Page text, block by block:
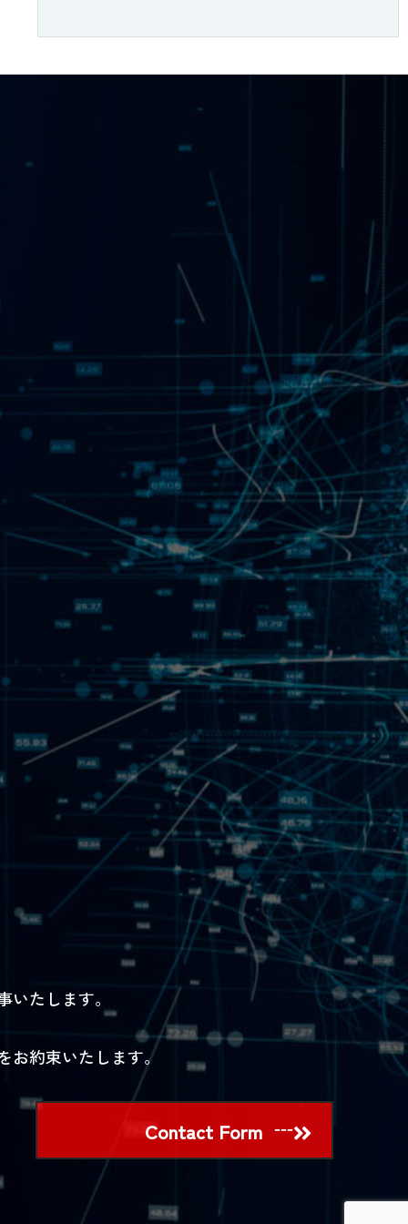
たします。
お約束いたします。
Contact Form